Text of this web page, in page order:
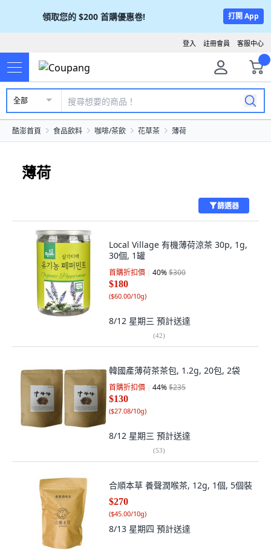
領取您的 $200 首購優惠卷! 打開 App
客服中心
註冊會員
登入
全部
酷澎首頁 食品飲料 咖啡/茶飲 花草茶 薄荷
薄荷
篩選器
Local Village 有機薄荷涼茶 30p, 1g,
30個, 1罐
首購折扣價 40%$300
$180
($60.00/10g)
8/12 星期三 預計送達
(42)
韓國產薄荷茶茶包, 1.2g, 20包, 2袋
首購折扣價 44%$235
$130
($27.08/10g)
8/12 星期三 預計送達
(53)
合順本草 養聲潤喉茶, 12g, 1個, 5個裝
$270
($45.00/10g)
8/13 星期四 預計送達